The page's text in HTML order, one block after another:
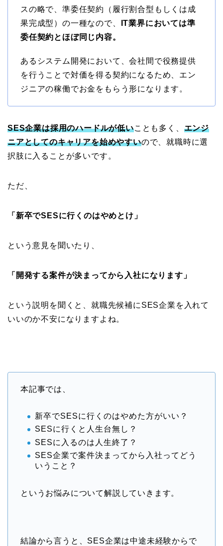
スの略で、準委任契約（履行割合型もしくは成
果完成型）の一種なので、
IT業界においては準
委任契約とほぼ同じ内容。
あるシステム開発において、会社間で役務提供
を行うことで対価を得る契約になるため、エン
ジニアの稼働でお金をもらう形になります。
SES企業は採用のハードルが低いことも多く、 エンジ
ニアとしてのキャリアを始めやすいので、就職時に選
択肢に入ることが多いです。
ただ、
「新卒でSESに行くのはやめとけ」
という意見を聞いたり、
「開発する案件が決まってから入社になります」
という説明を聞くと、就職先候補にSES企業を入れて
いいのか不安になりますよね。
本記事では、
新卒でSESに行くのはやめた方がいい？
SESに行くと人生台無し？
SESに入るのは人生終了？
SES企業で案件決まってから入社ってどう
いうこと？
というお悩みについて解説していきます。
結論から言うと、SES企業は中途未経験からで